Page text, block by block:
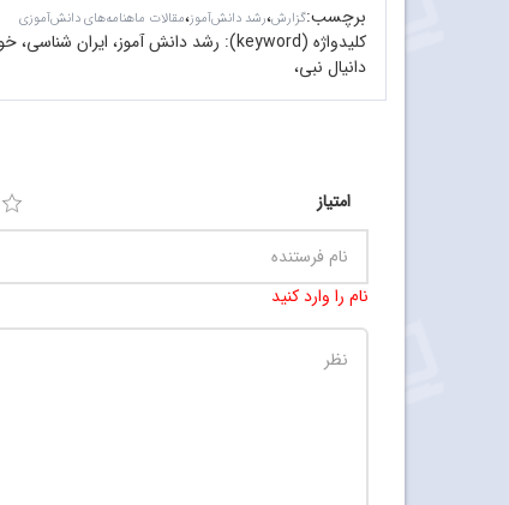
برچسب:گزارش،رشد دانش‌آموز،مقالات ماهنامه‌های دانش‌آموزی
کلیدواژه (keyword):
رشد دانش آموز، ایران شناسی،
دانیال نبی،
امتیاز
نام را وارد کنید